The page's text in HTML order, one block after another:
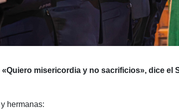
«Quiero misericordia y no sacrificios», dice el
hermanas: